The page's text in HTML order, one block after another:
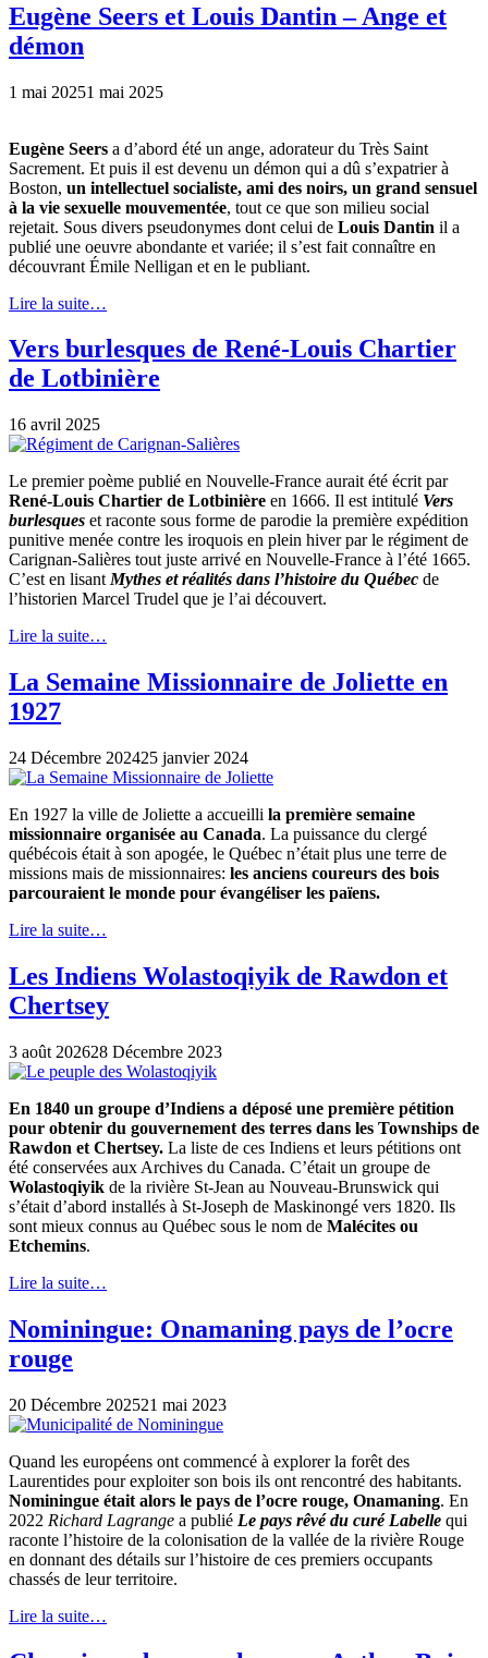
Eugène Seers et Louis Dantin – Ange et
démon
1 mai 20251 mai 2025
Eugène Seers a d’abord été un ange, adorateur du Très Saint
Sacrement. Et puis il est devenu un démon qui a dû s’expatrier à
Boston, un intellectuel socialiste, ami des noirs, un grand sensuel
à la vie sexuelle mouvementée, tout ce que son milieu social
rejetait. Sous divers pseudonymes dont celui de Louis Dantin il a
publié une oeuvre abondante et variée; il s’est fait connaître en
découvrant Émile Nelligan et en le publiant.
Lire la suite…
Vers burlesques de René-Louis Chartier
de Lotbinière
16 avril 2025
Le premier poème publié en Nouvelle-France aurait été écrit par
René-Louis Chartier de Lotbinière en 1666. Il est intitulé Vers
burlesques et raconte sous forme de parodie la première expédition
punitive menée contre les iroquois en plein hiver par le régiment de
Carignan-Salières tout juste arrivé en Nouvelle-France à l’été 1665.
C’est en lisant Mythes et réalités dans l’histoire du Québec de
l’historien Marcel Trudel que je l’ai découvert.
Lire la suite…
La Semaine Missionnaire de Joliette en
1927
24 Décembre 202425 janvier 2024
En 1927 la ville de Joliette a accueilli la première semaine
missionnaire organisée au Canada. La puissance du clergé
québécois était à son apogée, le Québec n’était plus une terre de
missions mais de missionnaires: les anciens coureurs des bois
parcouraient le monde pour évangéliser les païens.
Lire la suite…
Les Indiens Wolastoqiyik de Rawdon et
Chertsey
3 août 202628 Décembre 2023
En 1840 un groupe d’Indiens a déposé une première pétition
pour obtenir du gouvernement des terres dans les Townships de
Rawdon et Chertsey. La liste de ces Indiens et leurs pétitions ont
été conservées aux Archives du Canada. C’était un groupe de
Wolastoqiyik de la rivière St-Jean au Nouveau-Brunswick qui
s’était d’abord installés à St-Joseph de Maskinongé vers 1820. Ils
sont mieux connus au Québec sous le nom de Malécites ou
Etchemins.
Lire la suite…
Nominingue: Onamaning pays de l’ocre
rouge
20 Décembre 202521 mai 2023
Quand les européens ont commencé à explorer la forêt des
Laurentides pour exploiter son bois ils ont rencontré des habitants.
Nominingue était alors le pays de l’ocre rouge, Onamaning. En
2022 Richard Lagrange a publié Le pays rêvé du curé Labelle qui
raconte l’histoire de la colonisation de la vallée de la rivière Rouge
en donnant des détails sur l’histoire de ces premiers occupants
chassés de leur territoire.
Lire la suite…